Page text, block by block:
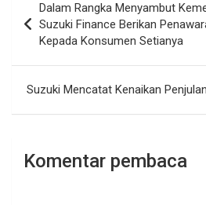
pos
Dalam Rangka Menyambut
Suzuki Finance Berikan
Kepada Konsumen Setianya
Suzuki Mencatat Kenaikan
Komentar pembaca